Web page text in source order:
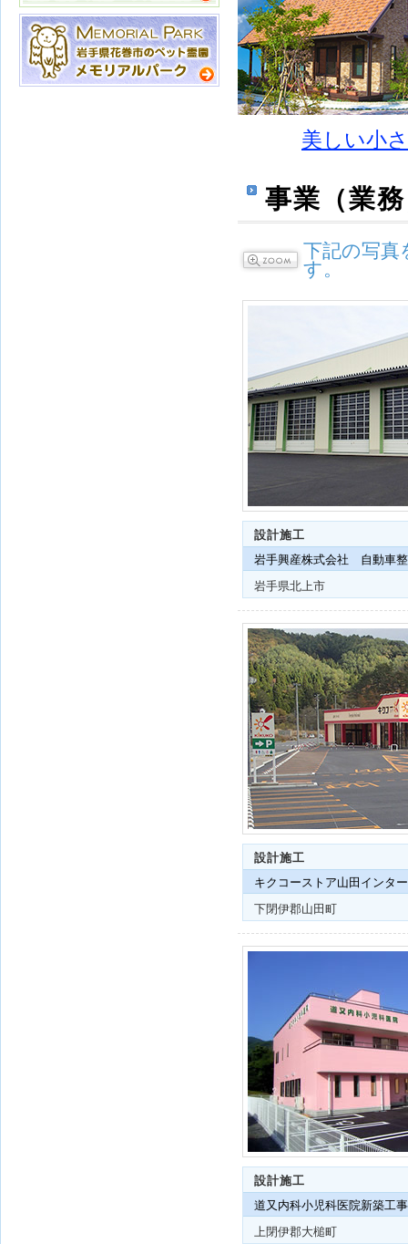
美しい小
事業（業
下記の写
す。
設計施工
岩手興産株式会社 自動車
岩手県北上市
設計施工
キクコーストア山田インタ
下閉伊郡山田町
設計施工
道又内科小児科医院新築工事
上閉伊郡大槌町